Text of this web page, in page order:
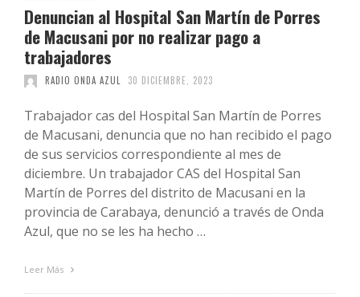
Denuncian al Hospital San Martín de Porres
de Macusani por no realizar pago a
trabajadores
RADIO ONDA AZUL 30 DICIEMBRE, 2023
Trabajador cas del Hospital San Martín de Porres
de Macusani, denuncia que no han recibido el pago
de sus servicios correspondiente al mes de
diciembre. Un trabajador CAS del Hospital San
Martín de Porres del distrito de Macusani en la
provincia de Carabaya, denunció a través de Onda
Azul, que no se les ha hecho …
Leer Más